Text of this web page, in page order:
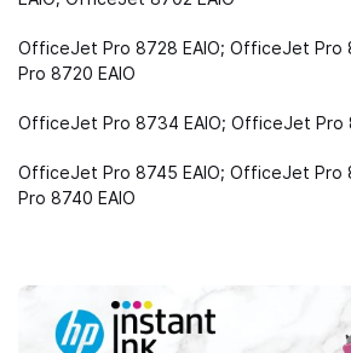
OfficeJet Pro 8728 EAIO; OfficeJet Pro
Pro 8720 EAIO
OfficeJet Pro 8734 EAIO; OfficeJet Pro
OfficeJet Pro 8745 EAIO; OfficeJet Pro
Pro 8740 EAIO